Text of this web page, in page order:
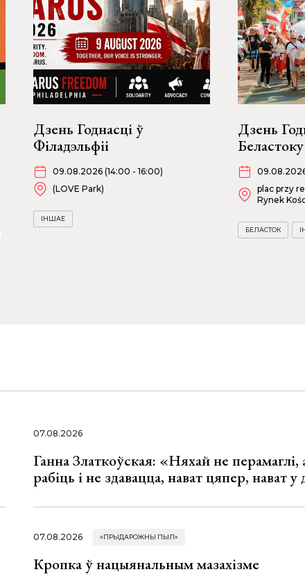
Дзень Годнасці ў
Філадэльфіі
09.08.2026 (14:00 - 16:00)
(LOVE Park)
ІНШАЕ
Дзень
Беластоку
plac przy
Rynek
БЕЛАСТОК
07.08.2026
Ганна Златкоўская: «Няхай не
рабіць і не здавацца, нават цяпер, нават
07.08.2026 «ПРЫДАРОЖНЫ ПЫЛ»
Кропка ў нацыянальным мазахізме